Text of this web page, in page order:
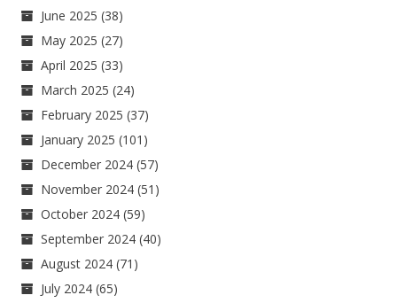
June 2025 (38)
May 2025 (27)
April 2025 (33)
March 2025 (24)
February 2025 (37)
January 2025 (101)
December 2024 (57)
November 2024 (51)
October 2024 (59)
September 2024 (40)
August 2024 (71)
July 2024 (65)